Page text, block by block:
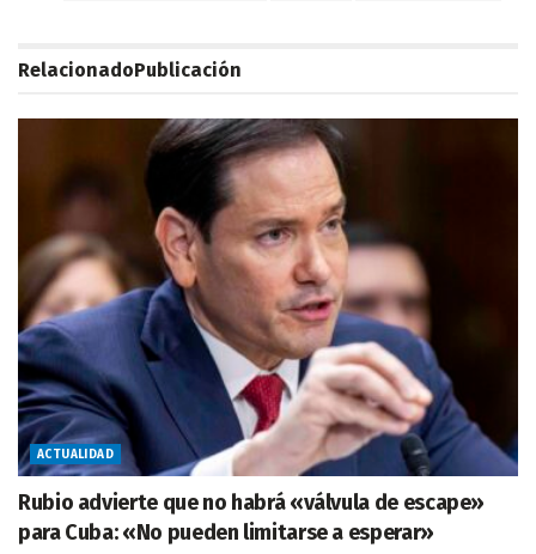
RelacionadoPublicación
ACTUALIDAD
Rubio advierte que no habrá «válvula de escape»
para Cuba: «No pueden limitarse a esperar»